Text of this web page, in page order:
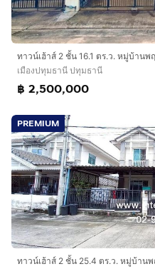
เมืองปทุมธานี ปทุมธานี
฿ 2,500,000
PREMIUM